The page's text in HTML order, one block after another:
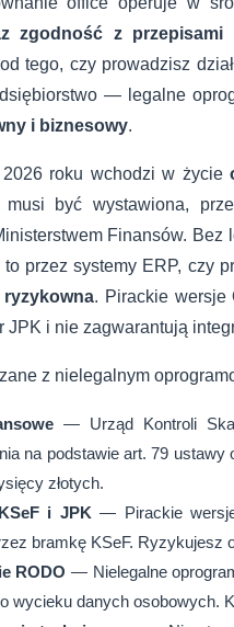
zgodność z przepisami
tego, czy prowadzisz
— legalne
i biznesowy.
roku wchodzi w życie
musi być wystawiona,
Finansów.
przez systemy ERP, czy
ryzykowna. Pirackie wersje
JPK i nie zagwarantują
z nielegalnym
— Urząd Kontroli
na podstawie art. 79
złotych.
i JPK — Pirackie
bramkę KSeF. Ryzykujesz
RODO — Nielegalne
wycieku danych osobowych.